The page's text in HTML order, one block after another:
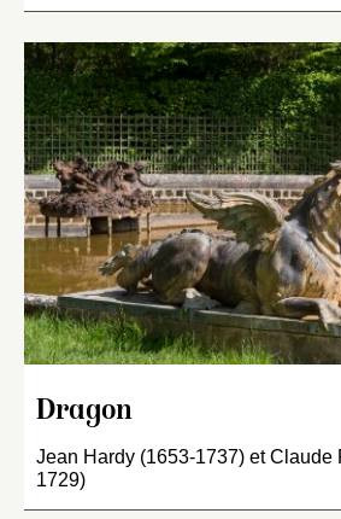
Dragon
Jean Hardy (1653-1737) et Claude
1729)